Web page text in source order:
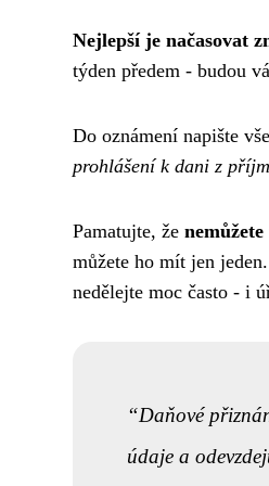
Nejlepší je načasovat
týden předem - budou
Do oznámení napište
prohlášení k dani z
Pamatujte, že
můžete ho mít jen
nedělejte moc často - i
Daňové
údaje a